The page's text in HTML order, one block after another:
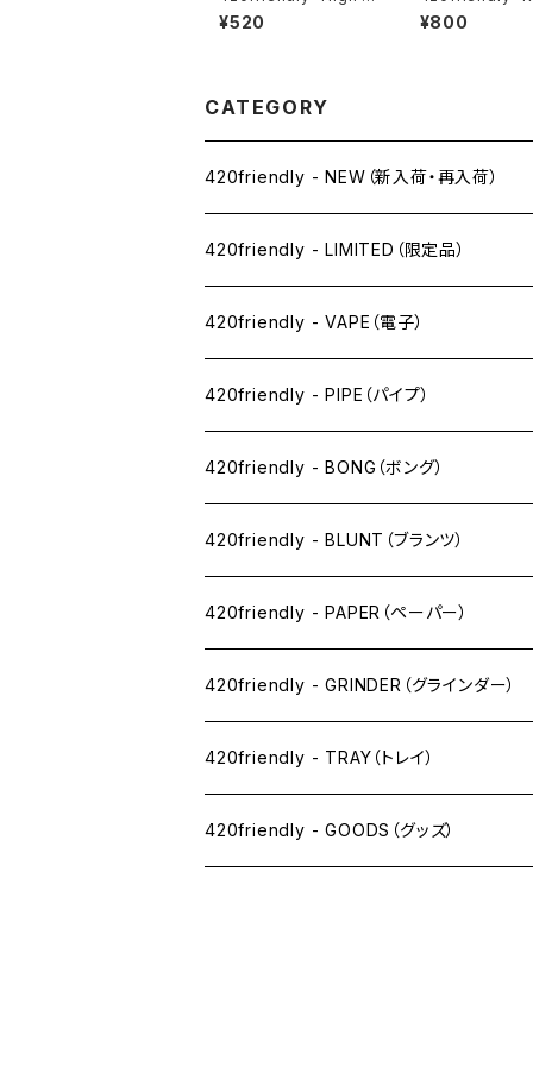
ea"- Blunt Wraps /
自分で巻く 愛好家 420
¥520
Ethereal
ーン (KING size)
¥800
CATEGORY
420friendly - NEW（新入荷・再入荷）
420friendly - LIMITED（限定品）
420friendly - VAPE（電子）
ペン下
ニコパフ系
ドライ系
ワックス系
420friendly - PIPE（パイプ）
420friendly - BONG（ボング）
420friendly - BLUNT（ブランツ）
420friendly - PAPER（ペーパー）
SW(シングルワイド）サイズ
1 1/4サイズ
キングサイズスリム
420friendly - GRINDER（グラインダー）
420friendly - TRAY（トレイ）
420friendly - GOODS（グッズ）